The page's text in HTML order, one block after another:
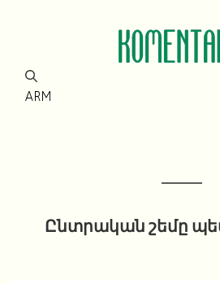
ARM
Ընտրական շեմը